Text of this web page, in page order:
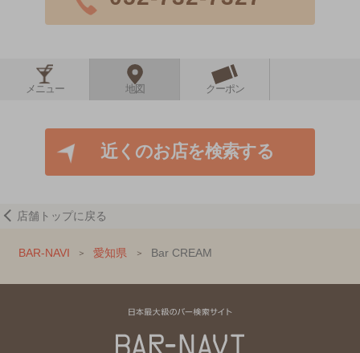
メニュー 地図 クーポン
近くのお店を検索する
店舗トップに戻る
BAR-NAVI 愛知県 Bar CREAM